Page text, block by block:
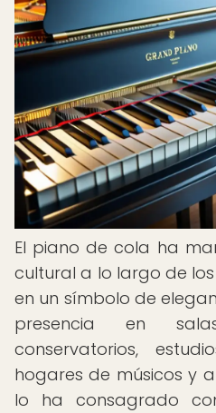
El piano de cola ha
cultural a lo largo de
en un símbolo de
presencia en
conservatorios,
hogares de músicos y
lo ha consagrado